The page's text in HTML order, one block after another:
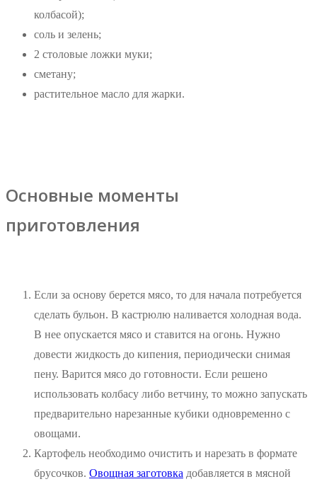
колбасой);
соль и зелень;
2 столовые ложки муки;
сметану;
растительное масло для жарки.
Основные моменты
приготовления
Если за основу берется мясо, то для начала потребуется
сделать бульон. В кастрюлю наливается холодная вода.
В нее опускается мясо и ставится на огонь. Нужно
довести жидкость до кипения, периодически снимая
пену. Варится мясо до готовности. Если решено
использовать колбасу либо ветчину, то можно запускать
предварительно нарезанные кубики одновременно с
овощами.
Картофель необходимо очистить и нарезать в формате
брусочков. Овощная заготовка добавляется в мясной